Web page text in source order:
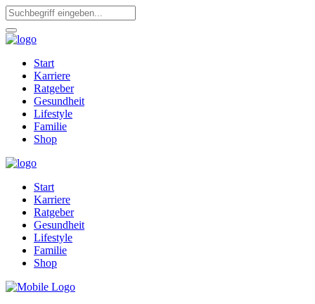
Start
Karriere
Ratgeber
Gesundheit
Lifestyle
Familie
Shop
Start
Karriere
Ratgeber
Gesundheit
Lifestyle
Familie
Shop